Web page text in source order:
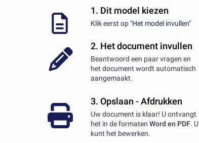
1. Dit model kiezen
Klik eerst op "Het model invullen"
2. Het document invullen
Beantwoord een paar vragen en
het document wordt automatisch
aangemaakt.
3. Opslaan - Afdrukken
Uw document is klaar! U ontvangt
het in de formaten Word en PDF. U
kunt het bewerken.